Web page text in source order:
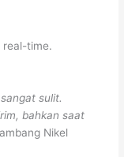
real-time.
sulit.
bahkan saat
Nikel